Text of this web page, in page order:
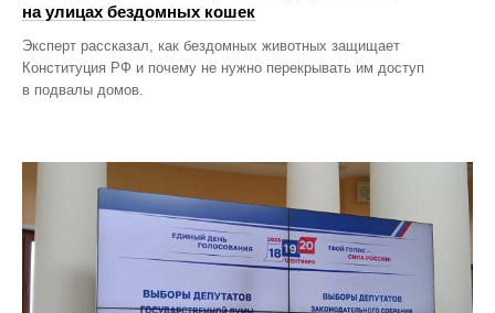
на улицах бездомных кошек
Эксперт рассказал, как бездомных животных защищает
Конституция РФ и почему не нужно перекрывать им доступ
в подвалы домов.